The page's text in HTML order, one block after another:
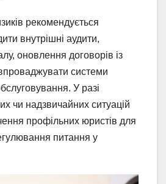
рекомендується
внутрішні аудити,
оновлення договорів із
системи
У разі
чи надзвичайних ситуацій
профільних юристів для
питання у